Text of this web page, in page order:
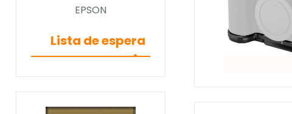
EPSON
Lista de espera